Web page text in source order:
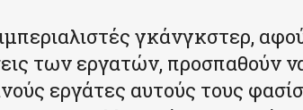
ιμπεριαλιστές γκάνγκστερ,
των εργατών, προσπαθούν
εργάτες αυτούς τους